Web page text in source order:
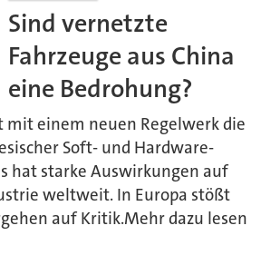
Sind vernetzte
Fahrzeuge aus China
eine Bedrohung?
mit einem neuen Regelwerk die
Soft- und Hardware-
hat starke Auswirkungen auf
weltweit. In Europa stößt
auf Kritik.Mehr dazu lesen